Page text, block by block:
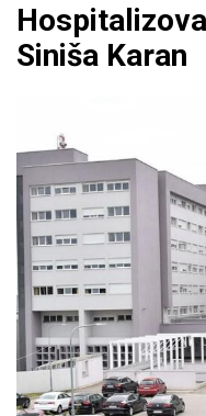
Siniša Karan